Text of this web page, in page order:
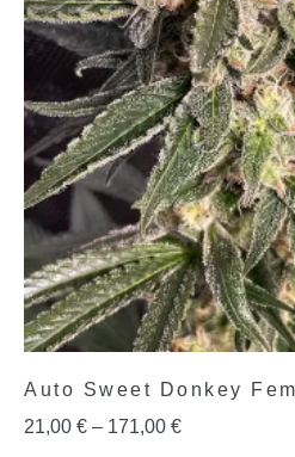
Auto Sweet Donkey
21,00 € – 171,00 €